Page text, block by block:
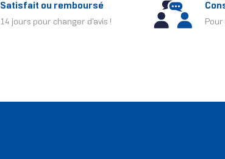
Satisfait ou remboursé
14 jours pour changer d'avis !